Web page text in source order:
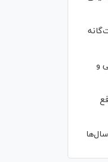
هفت‌گانه
و